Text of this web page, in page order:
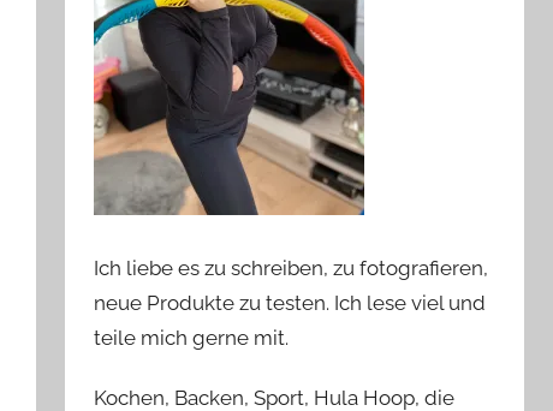
Ich liebe es zu schreiben, zu fotografieren,
neue Produkte zu testen. Ich lese viel und
teile mich gerne mit.
Kochen, Backen, Sport, Hula Hoop, die